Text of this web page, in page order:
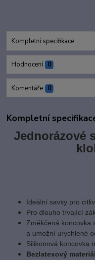
Kompletní specifikace
Hodnocení 0
Komentáře 0
Kompletní
Jednorázové
Ideální savky pro
Pro dlouho trvající
Změkčená koncovka
a umožní urychlené
Silikonová koncovka
Bezlatexový materiál